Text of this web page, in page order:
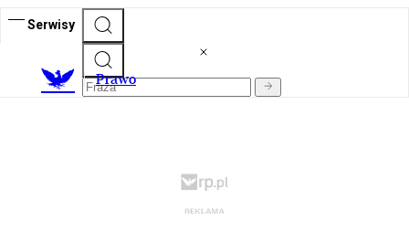
Serwisy
Prawo